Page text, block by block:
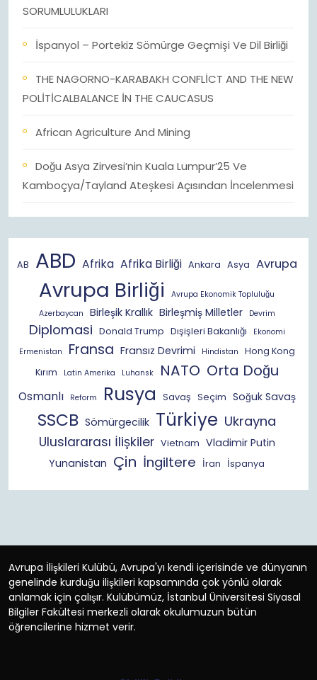
SORUMLULUKLARI
İspanyol – Portekiz Sömürge Geçmişi Ve Dil Birliği
THE NAGORNO-KARABAKH CONFLİCT AND THE NEW
POLİTİCALBALANCE İN THE CAUCASUS
African Agriculture And Mining
Doğu Asya Zirvesi’nin Kuala Lumpur’25 Ve
Kamboçya/Tayland Ateşkesi Açısından İncelenmesi
AB ABD Afrika Afrika Birliği Ankara Asya Avrupa
Avrupa Birliği
Avrupa Ekonomik Topluluğu
Azerbaycan
Birleşik Krallık Birleşmiş Milletler Devrim
Diplomasi Donald Trump Dışişleri Bakanlığı
Ekonomi
Ermenistan
Fransa Fransız Devrimi Hindistan
Hong Kong
Kırım
Latin Amerika Luhansk NATO Orta Doğu
Osmanlı Reform Rusya Savaş Seçim Soğuk Savaş
SSCB Sömürgecilik Türkiye Ukrayna
Uluslararası İlişkiler Vietnam Vladimir Putin
Yunanistan Çin İngiltere İran İspanya
Avrupa İlişkileri Kulübü, Avrupa'yı kendi içerisinde ve dünyanın
genelinde kurduğu ilişkileri kapsamında çok yönlü olarak
anlamak için çalışır. Kulübümüz, İstanbul Üniversitesi Siyasal
Bilgiler Fakültesi merkezli olarak okulumuzun bütün
öğrencilerine hizmet verir.